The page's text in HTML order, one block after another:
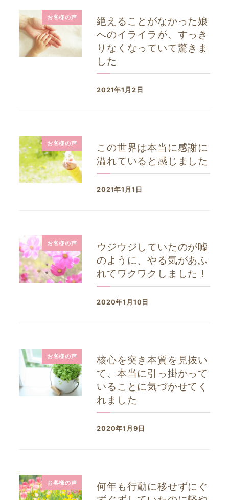
お客様の声
絶えることがなかった娘
へのイライラが、すっき
りなくなっていて驚きま
した
投稿日
2021年1月2日
お客様の声
この世界は本当に感謝に
溢れていると感じました
投稿日
2021年1月1日
お客様の声
ウジウジしていたのが嘘
のように、やる気があふ
れてワクワクしました！
投稿日
2020年1月10日
お客様の声
核心を突き本質を見抜い
て、本当に引っ掛かって
いることに気づかせてく
れました
投稿日
2020年1月9日
お客様の声
何年も行動に移せずにぐ